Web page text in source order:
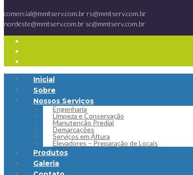
comercial@mmtserv.com.br rs@mmtserv.com.br
nordeste@mmtserv.com.br sc@mmtserv.com.br
Inicial
Sobre
Nossos Serviços
Engenharia
Limpeza e Conservação
Manutenção Predial
Demarcações
Serviços em Altura
Elevadores – Preparação de Locais
Produtos
Galeria